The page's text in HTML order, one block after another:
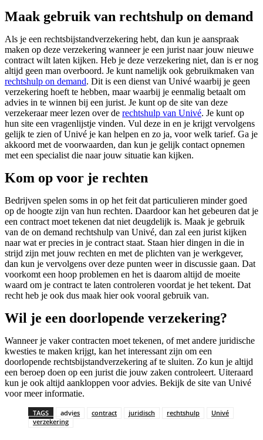
Maak gebruik van rechtshulp on demand
Als je een rechtsbijstandverzekering hebt, dan kun je aanspraak
maken op deze verzekering wanneer je een jurist naar jouw nieuwe
contract wilt laten kijken. Heb je deze verzekering niet, dan is er nog
altijd geen man overboord. Je kunt namelijk ook gebruikmaken van
rechtshulp on demand. Dit is een dienst van Univé waarbij je geen
verzekering hoeft te hebben, maar waarbij je eenmalig betaalt om
advies in te winnen bij een jurist. Je kunt op de site van deze
verzekeraar meer lezen over de rechtshulp van Univé. Je kunt op
hun site een vragenlijstje vinden. Vul deze in en je krijgt vervolgens
gelijk te zien of Univé je kan helpen en zo ja, voor welk tarief. Ga je
akkoord met de voorwaarden, dan kun je gelijk contact opnemen
met een specialist die naar jouw situatie kan kijken.
Kom op voor je rechten
Bedrijven spelen soms in op het feit dat particulieren minder goed
op de hoogte zijn van hun rechten. Daardoor kan het gebeuren dat je
een contract moet tekenen dat niet deugdelijk is. Maak je gebruik
van de on demand rechtshulp van Univé, dan zal een jurist kijken
naar wat er precies in je contract staat. Staan hier dingen in die in
strijd zijn met jouw rechten en met de plichten van je werkgever,
dan kun je vervolgens over deze punten weer in discussie gaan. Dat
voorkomt een hoop problemen en het is daarom altijd de moeite
waard om je contract te laten controleren voordat je het tekent. Dat
recht heb je ook dus maak hier ook vooral gebruik van.
Wil je een doorlopende verzekering?
Wanneer je vaker contracten moet tekenen, of met andere juridische
kwesties te maken krijgt, kan het interessant zijn om een
doorlopende rechtsbijstandverzekering af te sluiten. Zo kun je altijd
een beroep doen op een jurist die jouw zaken controleert. Uiteraard
kun je ook altijd aankloppen voor advies. Bekijk de site van Univé
voor meer informatie.
TAGS advies contract juridisch rechtshulp
Univé
verzekering